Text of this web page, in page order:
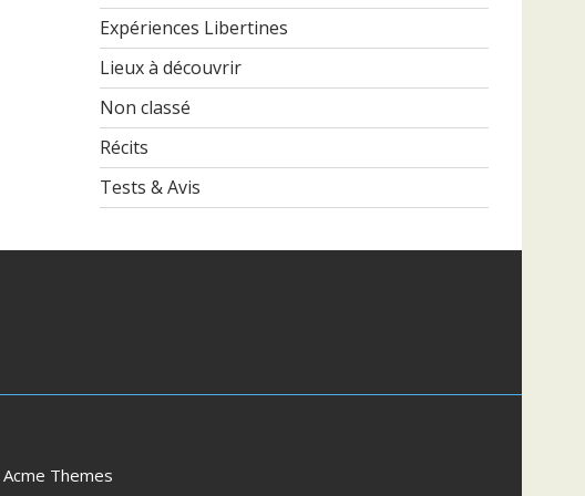
Expériences Libertines
Lieux à découvrir
Non classé
Récits
Tests & Avis
Acme Themes